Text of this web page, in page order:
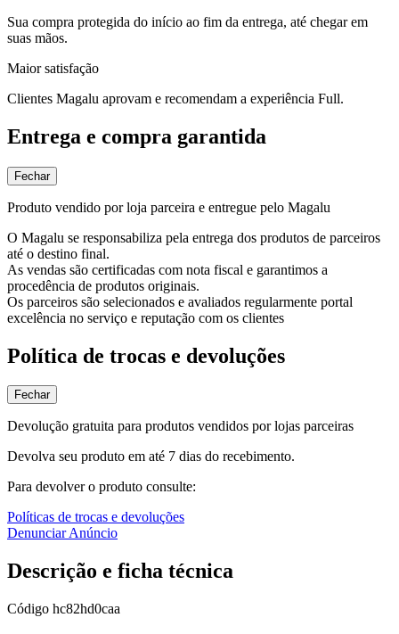
Sua compra protegida do início ao fim da entrega, até chegar em
suas mãos.
Maior satisfação
Clientes Magalu aprovam e recomendam a experiência Full.
Entrega e compra garantida
Fechar
Produto vendido por loja parceira e entregue pelo Magalu
O Magalu se responsabiliza pela entrega dos produtos de parceiros
até o destino final.
As vendas são certificadas com nota fiscal e garantimos a
procedência de produtos originais.
Os parceiros são selecionados e avaliados regularmente portal
excelência no serviço e reputação com os clientes
Política de trocas e devoluções
Fechar
Devolução gratuita para produtos vendidos por lojas parceiras
Devolva seu produto em até 7 dias do recebimento.
Para devolver o produto consulte:
Políticas de trocas e devoluções
Denunciar Anúncio
Descrição e ficha técnica
Código hc82hd0caa